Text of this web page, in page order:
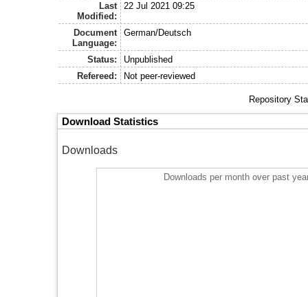
Last
Modified:
22 Jul 2021 09:25
Document
Language:
German/Deutsch
Status:
Unpublished
Refereed:
Not peer-reviewed
Repository
Download Statistics
Downloads
Downloads per month over past